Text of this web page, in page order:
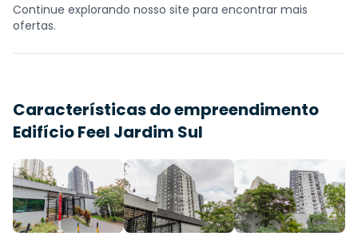
Continue explorando nosso site para encontrar mais
ofertas.
Características do empreendimento
Edifício Feel Jardim Sul